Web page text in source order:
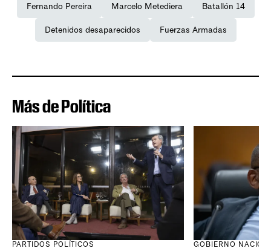
Fernando Pereira Marcelo Metediera Batallón 14
Detenidos desaparecidos Fuerzas Armadas
Más de Política
PARTIDOS POLÍTICOS GOBIERNO